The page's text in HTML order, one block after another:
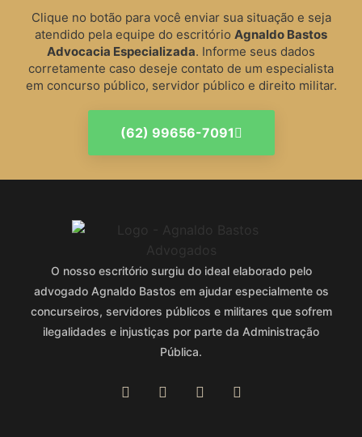
Clique no botão para você enviar sua situação e seja
atendido pela equipe do escritório Agnaldo Bastos
Advocacia Especializada. Informe seus dados
corretamente caso deseje contato de um especialista
em concurso público, servidor público e direito militar.
(62) 99656-7091
O nosso escritório surgiu do ideal elaborado pelo
advogado Agnaldo Bastos em ajudar especialmente os
concurseiros, servidores públicos e militares que sofrem
ilegalidades e injustiças por parte da Administração
Pública.